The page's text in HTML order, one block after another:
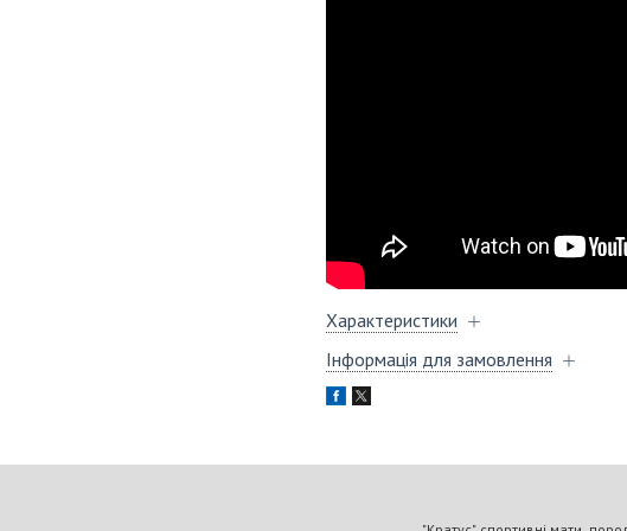
Характеристики
Інформація для замовлення